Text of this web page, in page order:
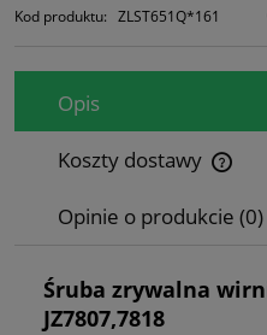
Kod produktu: ZLST651Q*161
Opis
Koszty dostawy
Cena nie zawiera ewentualnych
Opinie o produkcie (0)
Śruba zrywalna
JZ7807,7818